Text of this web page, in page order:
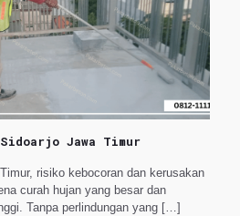
Jawa Timur
risiko kebocoran dan kerusakan
curah hujan yang besar dan
Tanpa perlindungan yang […]